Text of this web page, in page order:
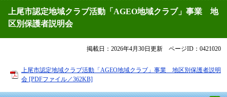
上尾市認定地域クラブ活動「AGEO地域クラブ」事業 地
区別保護者説明会
掲載日：2026年4月30日更新 ページID：0421020
上尾市認定地域クラブ活動「AGEO地域クラブ」事業 地区別保護者説明
会 [PDFファイル／362KB]